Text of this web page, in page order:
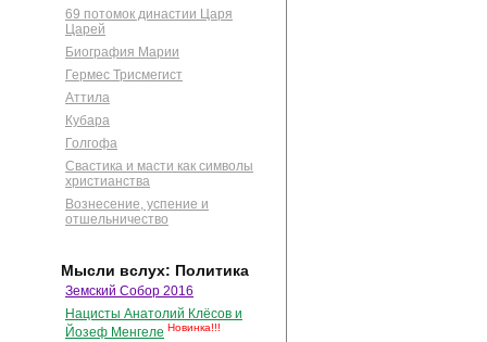
69 потомок династии Царя
Царей
Биография Марии
Гермес Трисмегист
Аттила
Кубара
Голгофа
Свастика и масти как символы
христианства
Вознесение, успение и
отшельничество
Мысли вслух: Политика
Земский Собор 2016
Нацисты Анатолий Клёсов и
Йозеф Менгеле Новинка!!!